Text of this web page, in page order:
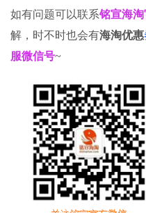
如有问题可以联系铭宣海
解，时不时也会有海淘优惠
服微信号~